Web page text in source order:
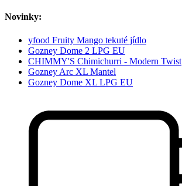
Novinky:
yfood Fruity Mango tekuté jídlo
Gozney Dome 2 LPG EU
CHIMMY'S Chimichurri - Modern Twist
Gozney Arc XL Mantel
Gozney Dome XL LPG EU